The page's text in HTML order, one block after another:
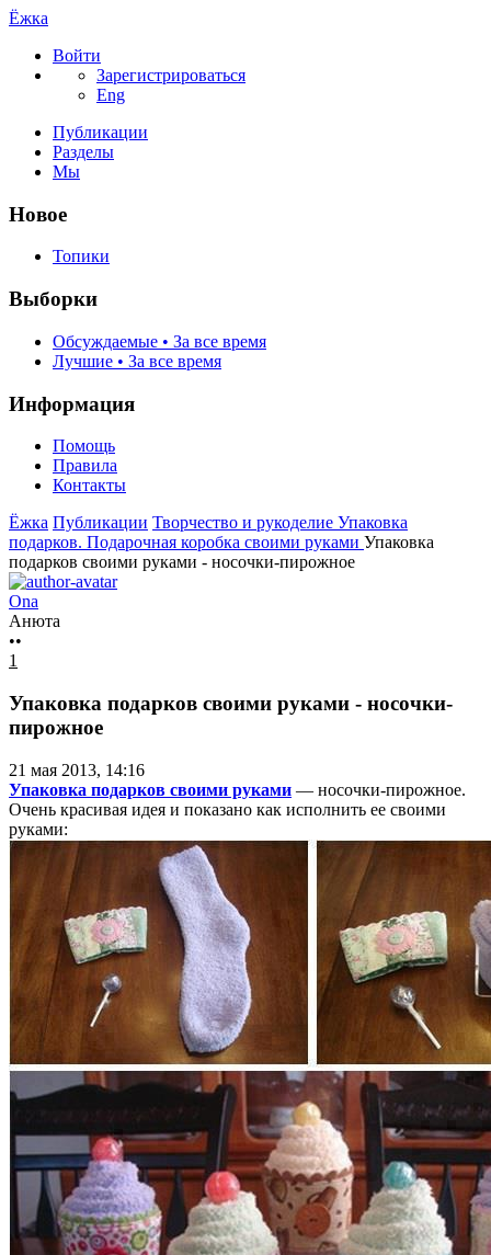
Ёжка
Войти
Зарегистрироваться
Eng
Публикации
Разделы
Мы
Новое
Топики
Выборки
Обсуждаемые • За все время
Лучшие • За все время
Информация
Помощь
Правила
Контакты
Ёжка Публикации Творчество и рукоделие Упаковка
подарков. Подарочная коробка своими руками Упаковка
подарков своими руками - носочки-пирожное
Ona
Анюта
••
1
Упаковка подарков своими руками - носочки-
пирожное
21 мая 2013, 14:16
Упаковка подарков своими руками — носочки-пирожное.
Очень красивая идея и показано как исполнить ее своими
руками: